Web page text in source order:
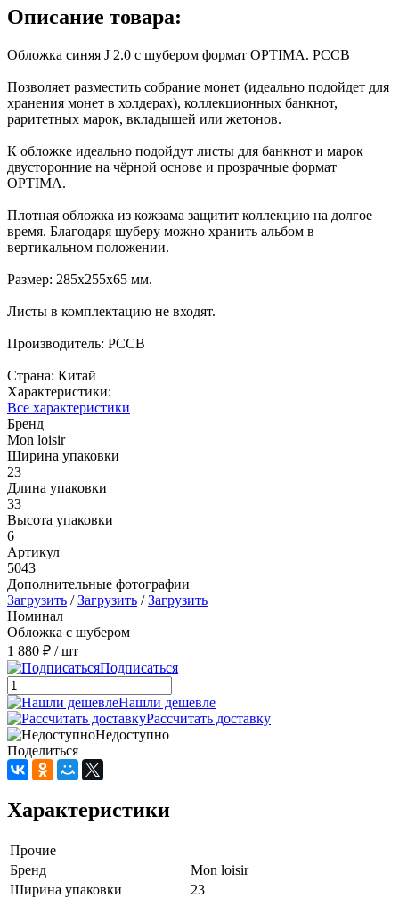
Описание товара:
Обложка синяя J 2.0 с шубером формат OPTIMA. РССВ
Позволяет разместить собрание монет (идеально подойдет для
хранения монет в холдерах), коллекционных банкнот,
раритетных марок, вкладышей или жетонов.
К обложке идеально подойдут листы для банкнот и марок
двусторонние на чёрной основе и прозрачные формат
OPTIMA.
Плотная обложка из кожзама защитит коллекцию на долгое
время. Благодаря шуберу можно хранить альбом в
вертикальном положении.
Размер: 285х255х65 мм.
Листы в комплектацию не входят.
Производитель: РССВ
Страна: Китай
Характеристики:
Все характеристики
Бренд
Mon loisir
Ширина упаковки
23
Длина упаковки
33
Высота упаковки
6
Артикул
5043
Дополнительные фотографии
Загрузить /Загрузить /Загрузить
Номинал
Обложка с шубером
1 880 ₽ / шт
Подписаться
Нашли дешевле
Рассчитать доставку
Недоступно
Поделиться
Характеристики
Прочие
Бренд
Mon loisir
Ширина упаковки
23